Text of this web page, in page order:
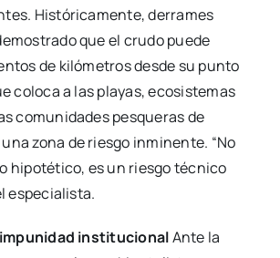
Históricamente, derrames
que el crudo puede
de kilómetros desde su punto
coloca a las playas, ecosistemas
comunidades pesqueras de
zona de riesgo inminente. “No
hipotético, es un riesgo técnico
especialista.
institucionalAnte la